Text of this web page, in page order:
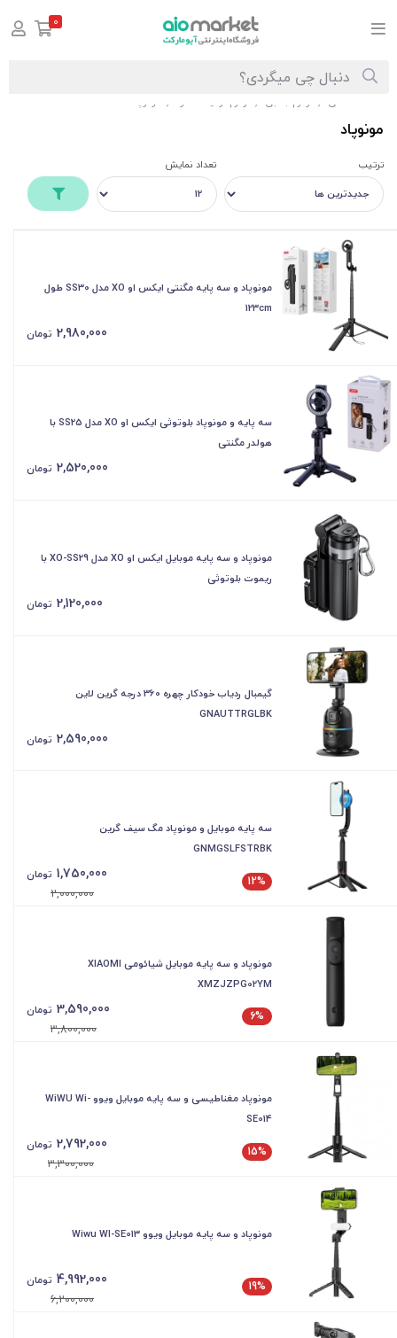
صفحه اصلی / لوازم جانبی / لوازم تولید محتوا / مونوپاد
مونوپاد
ترتیب تعداد نمایش
مونوپاد و سه پایه مگنتی ایکس او XO مدل SS30 طول
123cm
2,980,000 تومان
سه پایه و مونوپاد بلوتوثی ایکس او XO مدل SS25 با
هولدر مگنتی
2,520,000 تومان
مونوپاد و سه پایه موبایل ایکس او XO مدل XO-SS29 با
ریموت بلوتوثی
2,120,000 تومان
گیمبال ردیاب خودکار چهره 360 درجه گرین لاین
GNAUTTRGLBK
2,590,000 تومان
سه پایه موبایل و مونوپاد مگ سیف گرین
GNMGSLFSTRBK
12%
1,750,000 تومان
2,000,000
مونوپاد و سه پایه موبایل شیائومی XIAOMI
XMZJZPG02YM
6%
3,590,000 تومان
3,800,000
مونوپاد مغناطیسی و سه پایه موبایل ویوو WiWU Wi-
SE014
15%
2,792,000 تومان
3,300,000
مونوپاد و سه پایه موبایل ویوو Wiwu WI-SE013
19%
4,992,000 تومان
6,200,000
0